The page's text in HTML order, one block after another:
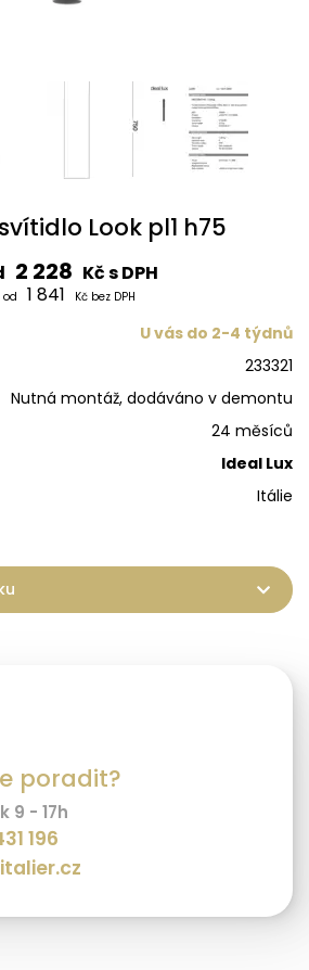
Look pl1 h75
2 228 Kč s DPH
od 1 841 Kč bez DPH
U vás do 2-4 týdnů
233321
Nutná montáž, dodáváno v demontu
24 měsíců
Ideal Lux
Itálie
poradit?
9 - 17h
196